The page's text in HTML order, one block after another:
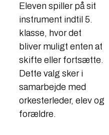
Eleven spiller på sit
instrument indtil 5.
klasse, hvor det
bliver muligt enten at
skifte eller fortsætte.
Dette valg sker i
samarbejde med
orkesterleder, elev og
forældre.​​